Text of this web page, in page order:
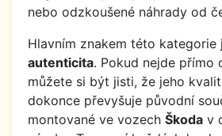
nebo odzkoušené náhrady od
Hlavním znakem této kategorie
autenticita. Pokud nejde přímo
můžete si být jisti, že jeho
dokonce převyšuje původní
montované ve vozech Škoda v